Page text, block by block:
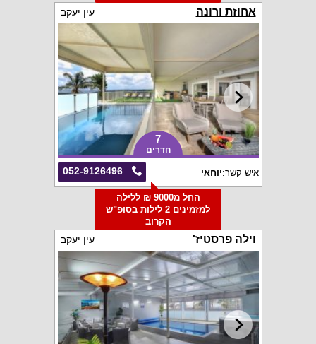
אחוזת ורונה עין יעקב
7
חדרים
052-9126496 איש קשר:יוחאי
החל מ9000 ₪ ללילה
למזמינים 2 לילות בסופ"ש
הקרוב
וילה פרסטיז' עין יעקב